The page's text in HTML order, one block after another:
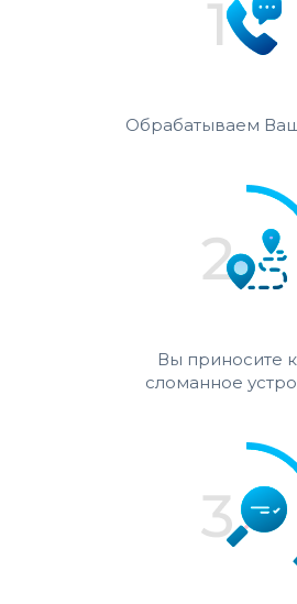
Обрабатываем
Вы приносите
сломанное